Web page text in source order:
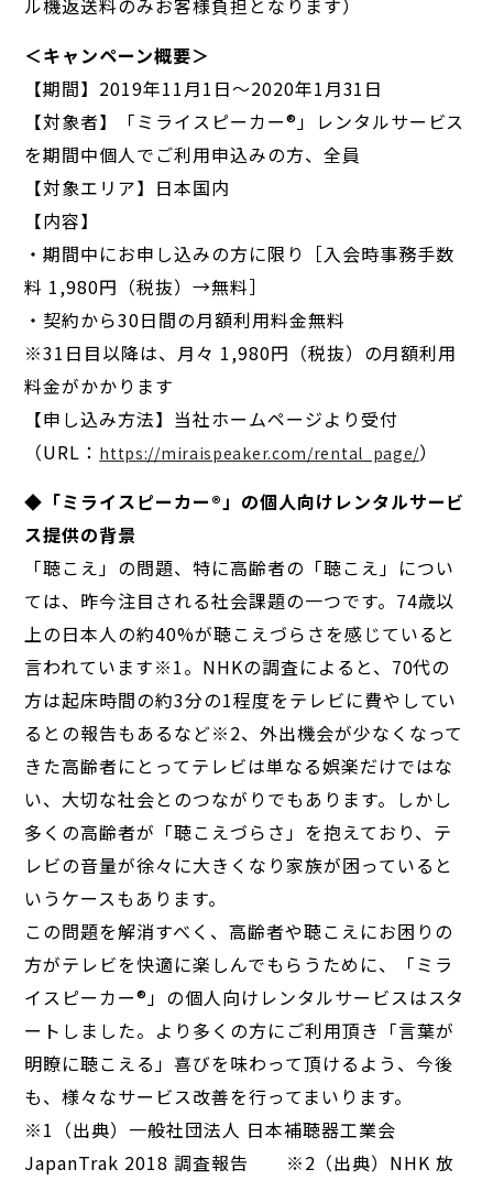
ル機返送料のみお客様負担となります）
＜キャンペーン概要＞
【期間】2019年11月1日～2020年1月31日
【対象者】「ミライスピーカー®」レンタルサービス
を期間中個人でご利用申込みの方、全員
【対象エリア】日本国内
【内容】
・期間中にお申し込みの方に限り［入会時事務手数
料 1,980円（税抜）→無料］
・契約から30日間の月額利用料金無料
※31日目以降は、月々 1,980円（税抜）の月額利用
料金がかかります
【申し込み方法】当社ホームページより受付
（URL： https://miraispeaker.com/rental_page/）
◆「ミライスピーカー®」の個人向けレンタルサービ
ス提供の背景
「聴こえ」の問題、特に高齢者の「聴こえ」につい
ては、昨今注目される社会課題の一つです。74歳以
上の日本人の約40%が聴こえづらさを感じていると
言われています※1。NHKの調査によると、70代の
方は起床時間の約3分の1程度をテレビに費やしてい
るとの報告もあるなど※2、外出機会が少なくなって
きた高齢者にとってテレビは単なる娯楽だけではな
い、大切な社会とのつながりでもあります。しかし
多くの高齢者が「聴こえづらさ」を抱えており、テ
レビの音量が徐々に大きくなり家族が困っていると
いうケースもあります。
この問題を解消すべく、高齢者や聴こえにお困りの
方がテレビを快適に楽しんでもらうために、「ミラ
イスピーカー®」の個人向けレンタルサービスはスタ
ートしました。より多くの方にご利用頂き「言葉が
明瞭に聴こえる」喜びを味わって頂けるよう、今後
も、様々なサービス改善を行ってまいります。
※1（出典）一般社団法人 日本補聴器工業会
JapanTrak 2018 調査報告 ※2（出典）NHK 放